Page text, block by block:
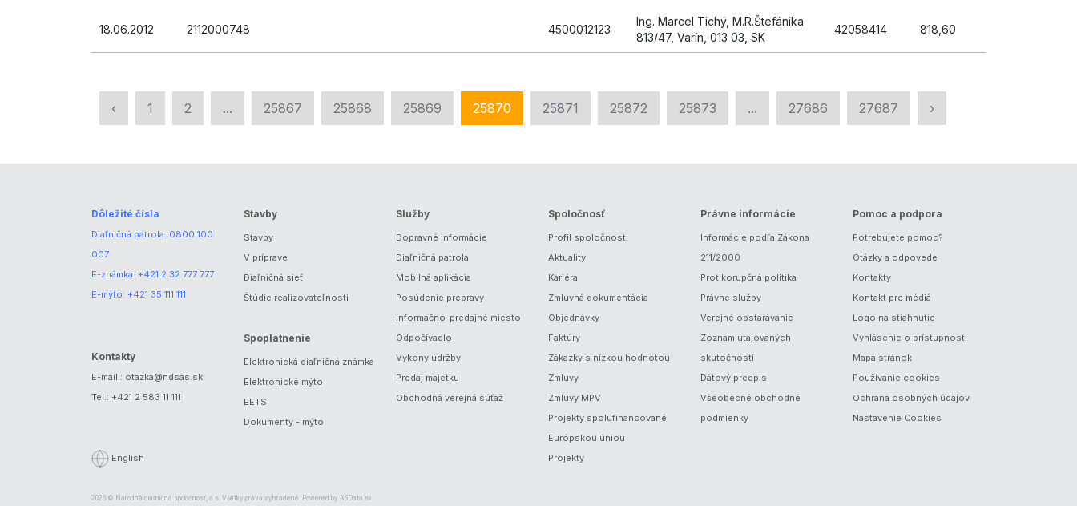
18.06.2012 2112000748 4500012123
Ing. Marcel Tichý, M.R.Štefánika
813/47, Varín, 013 03, SK
42058414 818,60
‹ 1 2 ... 25867 25868 25869 25870 25871 25872 25873 ... 27686 27687 ›
Dôležité čísla
Diaľničná patrola: 0800 100
007
E-známka: +421 2 32 777 777
E-mýto: +421 35 111 111
Kontakty
E-mail.: otazka@ndsas.sk
Tel.: +421 2 583 11 111
English
Stavby
Stavby
V príprave
Diaľničná sieť
Štúdie realizovateľnosti
Spoplatnenie
Elektronická diaľničná známka
Elektronické mýto
EETS
Dokumenty - mýto
Služby
Dopravné informácie
Diaľničná patrola
Mobilná aplikácia
Posúdenie prepravy
Informačno-predajné miesto
Odpočívadlo
Výkony údržby
Predaj majetku
Obchodná verejná súťaž
Spoločnosť
Profil spoločnosti
Aktuality
Kariéra
Zmluvná dokumentácia
Objednávky
Faktúry
Zákazky s nízkou hodnotou
Zmluvy
Zmluvy MPV
Projekty spolufinancované
Európskou úniou
Projekty
Právne informácie
Informácie podľa Zákona
211/2000
Protikorupčná politika
Právne služby
Verejné obstarávanie
Zoznam utajovaných
skutočností
Dátový predpis
Všeobecné obchodné
podmienky
Pomoc a podpora
Potrebujete pomoc?
Otázky a odpovede
Kontakty
Kontakt pre médiá
Logo na stiahnutie
Vyhlásenie o prístupnosti
Mapa stránok
Používanie cookies
Ochrana osobných údajov
Nastavenie Cookies
2026 © Národná diaľničná spoločnosť, a.s. Všetky práva vyhradené. Powered by ASData.sk